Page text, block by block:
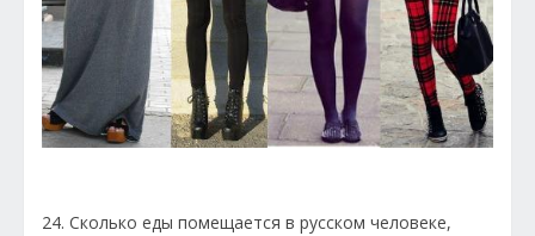
24. Сколько еды помещается в русском человеке,